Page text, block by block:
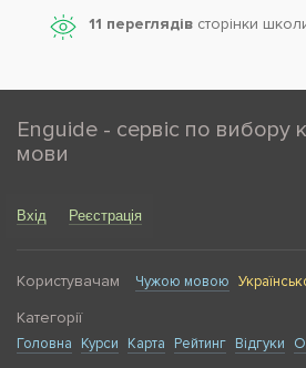
11 переглядів сторінки
Enguide - сервіс по вибору
мови
Вхід Реєстрація
Користувачам Чужою мовою
Категорії
Головна Курси Карта Рейтинг Відгуки